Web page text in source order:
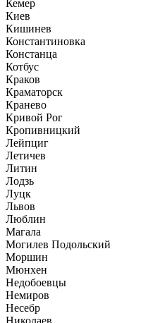
Кемер
Киев
Кишинев
Константиновка
Констанца
Котбус
Краков
Краматорск
Кранево
Кривой Рог
Кропивницкий
Лейпциг
Летичев
Литин
Лодзь
Луцк
Львов
Люблин
Магала
Могилев Подольский
Моршин
Мюнхен
Недобоевцы
Немиров
Несебр